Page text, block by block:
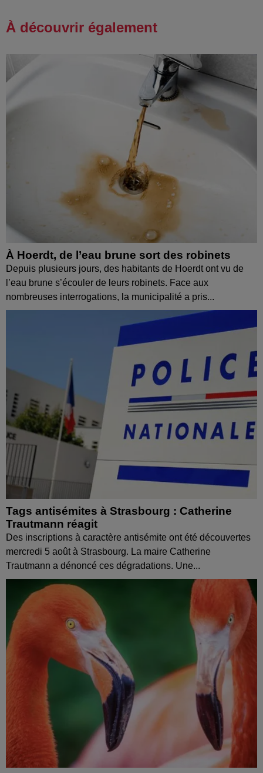
À découvrir également
À Hoerdt, de l’eau brune sort des robinets
Depuis plusieurs jours, des habitants de Hoerdt ont vu de
l’eau brune s’écouler de leurs robinets. Face aux
nombreuses interrogations, la municipalité a pris...
Tags antisémites à Strasbourg : Catherine
Trautmann réagit
Des inscriptions à caractère antisémite ont été découvertes
mercredi 5 août à Strasbourg. La maire Catherine
Trautmann a dénoncé ces dégradations. Une...